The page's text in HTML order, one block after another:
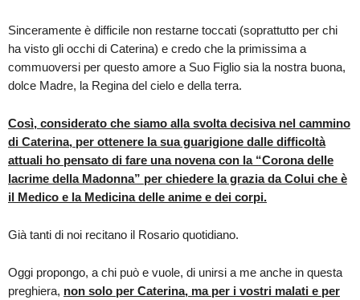
Sinceramente è difficile non restarne toccati (soprattutto per chi
ha visto gli occhi di Caterina) e credo che la primissima a
commuoversi per questo amore a Suo Figlio sia la nostra buona,
dolce Madre, la Regina del cielo e della terra.
Così, considerato che siamo alla svolta decisiva nel cammino
di Caterina, per ottenere la sua guarigione dalle difficoltà
attuali ho pensato di fare una novena con la “Corona delle
lacrime della Madonna” per chiedere la grazia da Colui che è
il Medico e la Medicina delle anime e dei corpi.
Già tanti di noi recitano il Rosario quotidiano.
Oggi propongo, a chi può e vuole, di unirsi a me anche in questa
preghiera, non solo per Caterina, ma per i vostri malati e per